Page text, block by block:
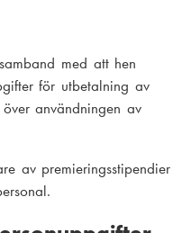
med att hen
för utbetalning av
användningen av
av premieringsstipendier